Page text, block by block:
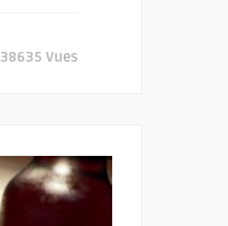
38635 Vues